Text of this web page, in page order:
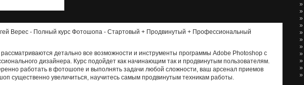
рассматриваются детально все возможности и инструменты программы Аdobe Photoshop с
дизайнера. Курс подойдет как начинающим так и продвинутым пользователям.
работать в фотошопе и выполнять задачи любой сложности, ваш арсенал приемов
существенно увеличиться, научитесь самым продвинутым техникам работы.
»
»
»
»
»
»
»
»
»
»
»